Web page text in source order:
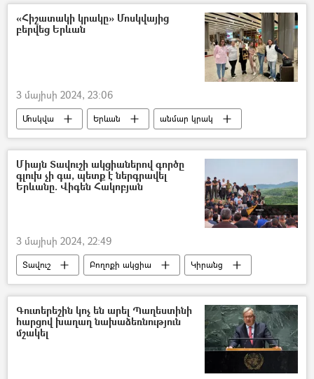
«Հիշատակի կրակը» Մոսկվայից
բերվեց Երևան
3 մայիսի 2024, 23:06
Մոսկվա Երևան
անմար կրակ
Հայրենական մեծ պատերազմ
Միայն Տավուշի ակցիաներով գործը
գլուխ չի գա, պետք է ներգրավել
Երևանը. Վիգեն Հակոբյան
3 մայիսի 2024, 22:49
Տավուշ Բողոքի ակցիա
Կիրանց
Ոսկեպար
Հայաստան
հայ-ադրբեջանական
Ադրբեջան
Դելիմիտացիա
Դեմարկացիա
Գուտերեշին կոչ են արել Պաղեստինի
հարցով խաղաղ նախաձեռնություն
մշակել